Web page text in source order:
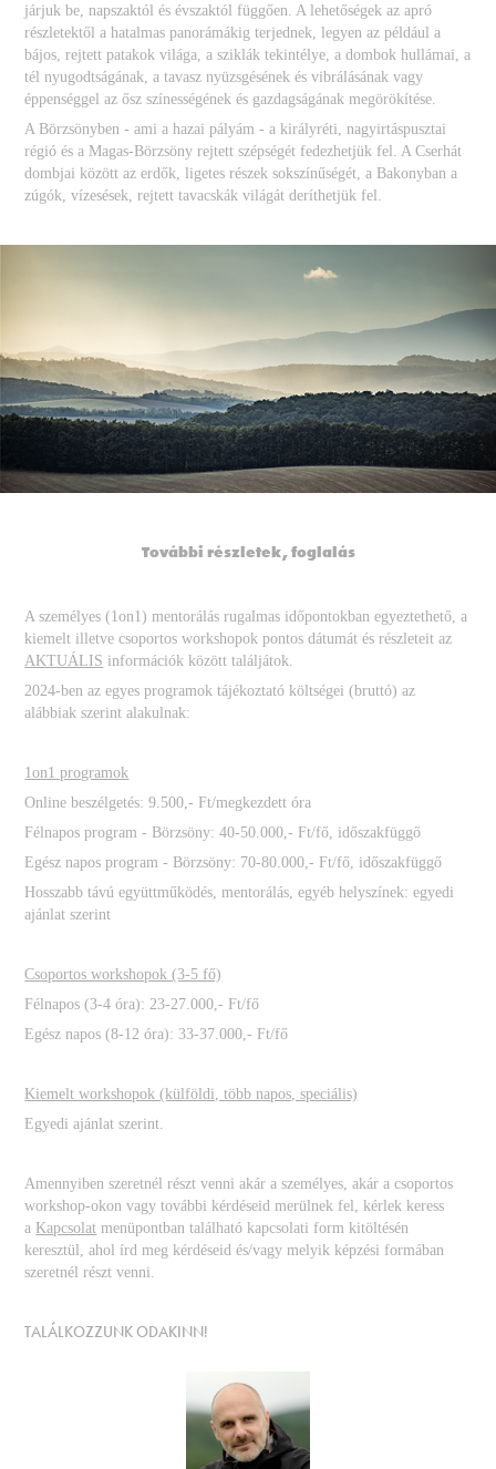
járjuk be, napszaktól és évszaktól függően. A lehetőségek az apró
részletektől a hatalmas panorámákig terjednek, legyen az például a
bájos, rejtett patakok világa, a sziklák tekintélye, a dombok hullámai, a
tél nyugodtságának, a tavasz nyüzsgésének és vibrálásának vagy
éppenséggel az ősz színességének és gazdagságának megörökítése.
A Börzsönyben - ami a hazai pályám - a királyréti, nagyirtáspusztai
régió és a Magas-Börzsöny rejtett szépségét fedezhetjük fel. A Cserhát
dombjai között az erdők, ligetes részek sokszínűségét, a Bakonyban a
zúgók, vízesések, rejtett tavacskák világát deríthetjük fel.
További részletek, foglalás
A személyes (1on1) mentorálás rugalmas időpontokban egyeztethető, a
kiemelt illetve csoportos workshopok pontos dátumát és részleteit az
AKTUÁLIS információk között találjátok.
2024-ben az egyes programok tájékoztató költségei (bruttó) az
alábbiak szerint alakulnak:
1on1 programok
Online beszélgetés: 9.500,- Ft/megkezdett óra
Félnapos program - Börzsöny: 40-50.000,- Ft/fő, időszakfüggő
Egész napos program - Börzsöny: 70-80.000,- Ft/fő, időszakfüggő
Hosszabb távú együttműködés, mentorálás, egyéb helyszínek: egyedi
ajánlat szerint
Csoportos workshopok (3-5 fő)
Félnapos (3-4 óra): 23-27.000,- Ft/fő
Egész napos (8-12 óra): 33-37.000,- Ft/fő
Kiemelt workshopok (külföldi, több napos, speciális)
Egyedi ajánlat szerint.
Amennyiben szeretnél részt venni akár a személyes, akár a csoportos
workshop-okon vagy további kérdéseid merülnek fel, kérlek keress
a Kapcsolat menüpontban található kapcsolati form kitöltésén
keresztül, ahol írd meg kérdéseid és/vagy melyik képzési formában
szeretnél részt venni.
TALÁLKOZZUNK ODAKINN!